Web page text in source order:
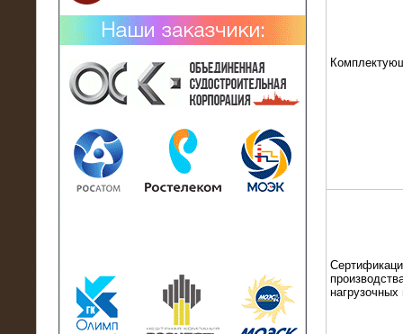
02.02.2019
Нагрузочный комплекс 26 МВт (10
кВ) поставлен в аренду на